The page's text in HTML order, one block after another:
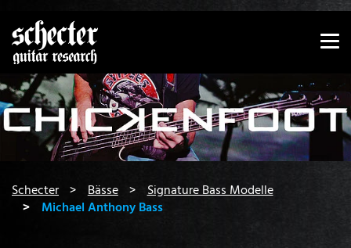
Zeige besser passende Version dieser Seite
Diese Meldung nicht mehr anzeigen
Schecter Bässe
Signature Bass Modelle
Michael Anthony Bass